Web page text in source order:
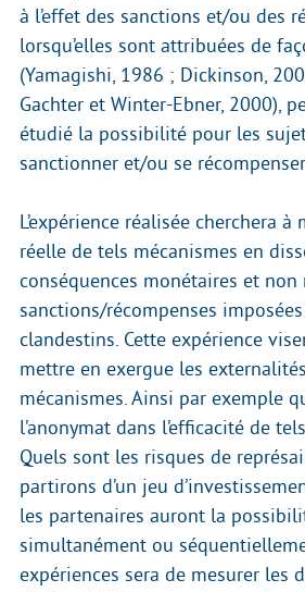
à l’effet des sanctions et/ou des
lorsqu’elles sont attribuées de
(Yamagishi, 1986 ; Dickinson,
Gachter et Winter-Ebner, 2000),
étudié la possibilité pour les
sanctionner et/ou se
L’expérience réalisée cherchera à
réelle de tels mécanismes en
conséquences monétaires et non
sanctions/récompenses
clandestins. Cette expérience
mettre en exergue les
mécanismes. Ainsi par exemple
l’anonymat dans l’efficacité de
Quels sont les risques de
partirons d’un jeu
les partenaires auront la
simultanément ou
expériences sera de mesurer les